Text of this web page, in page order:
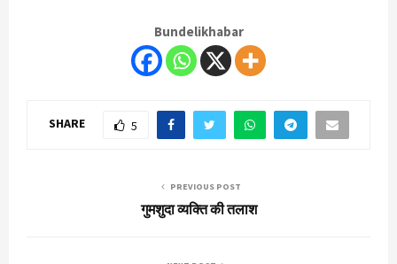
Bundelikhabar
SHARE 5
PREVIOUS POST
गुमशुदा व्यक्ति की तलाश